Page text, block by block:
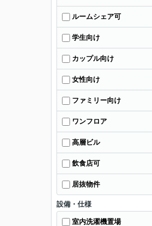
ルームシェア可
学生向け
カップル向け
女性向け
ファミリー向け
ワンフロア
高層ビル
飲食店可
居抜物件
設備・仕様
室内洗濯機置場